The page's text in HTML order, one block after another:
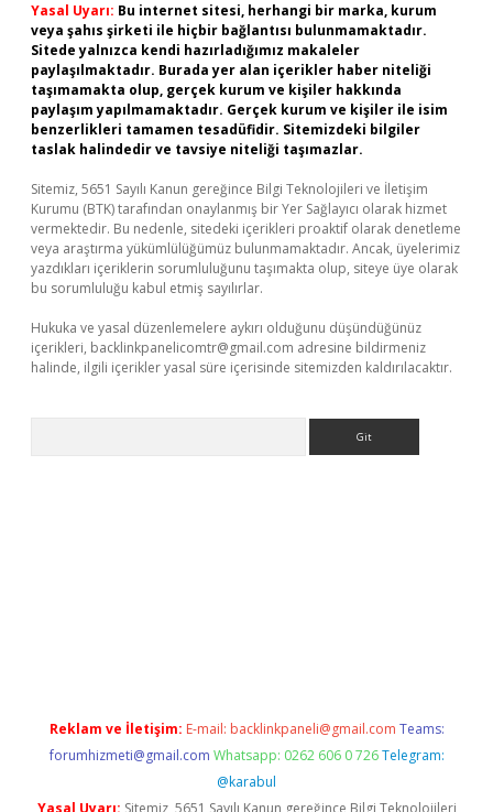
Yasal Uyarı: Bu internet sitesi, herhangi bir marka, kurum
veya şahıs şirketi ile hiçbir bağlantısı bulunmamaktadır.
Sitede yalnızca kendi hazırladığımız makaleler
paylaşılmaktadır. Burada yer alan içerikler haber niteliği
taşımamakta olup, gerçek kurum ve kişiler hakkında
paylaşım yapılmamaktadır. Gerçek kurum ve kişiler ile isim
benzerlikleri tamamen tesadüfidir. Sitemizdeki bilgiler
taslak halindedir ve tavsiye niteliği taşımazlar.
Sitemiz, 5651 Sayılı Kanun gereğince Bilgi Teknolojileri ve İletişim
Kurumu (BTK) tarafından onaylanmış bir Yer Sağlayıcı olarak hizmet
vermektedir. Bu nedenle, sitedeki içerikleri proaktif olarak denetleme
veya araştırma yükümlülüğümüz bulunmamaktadır. Ancak, üyelerimiz
yazdıkları içeriklerin sorumluluğunu taşımakta olup, siteye üye olarak
bu sorumluluğu kabul etmiş sayılırlar.
Hukuka ve yasal düzenlemelere aykırı olduğunu düşündüğünüz
içerikleri, backlinkpanelicomtr@gmail.com adresine bildirmeniz
halinde, ilgili içerikler yasal süre içerisinde sitemizden kaldırılacaktır.
Reklam ve İletişim: E-mail: backlinkpaneli@gmail.com Teams:
forumhizmeti@gmail.com Whatsapp: 0262 606 0 726 Telegram:
@karabul
Yasal Uyarı: Sitemiz, 5651 Sayılı Kanun gereğince Bilgi Teknolojileri